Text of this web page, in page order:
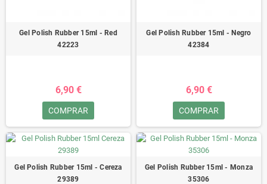
Gel Polish Rubber 15ml - Red
42223
6,90 €
COMPRAR
Gel Polish Rubber 15ml - Negro
42384
6,90 €
COMPRAR
Gel Polish Rubber 15ml - Cereza
29389
Gel Polish Rubber 15ml - Monza
35306